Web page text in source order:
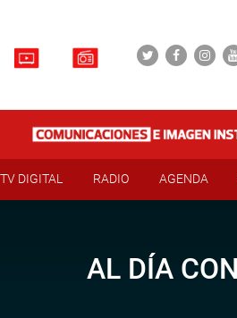
TV DIGITAL RADIO AGENDA
AL DÍA